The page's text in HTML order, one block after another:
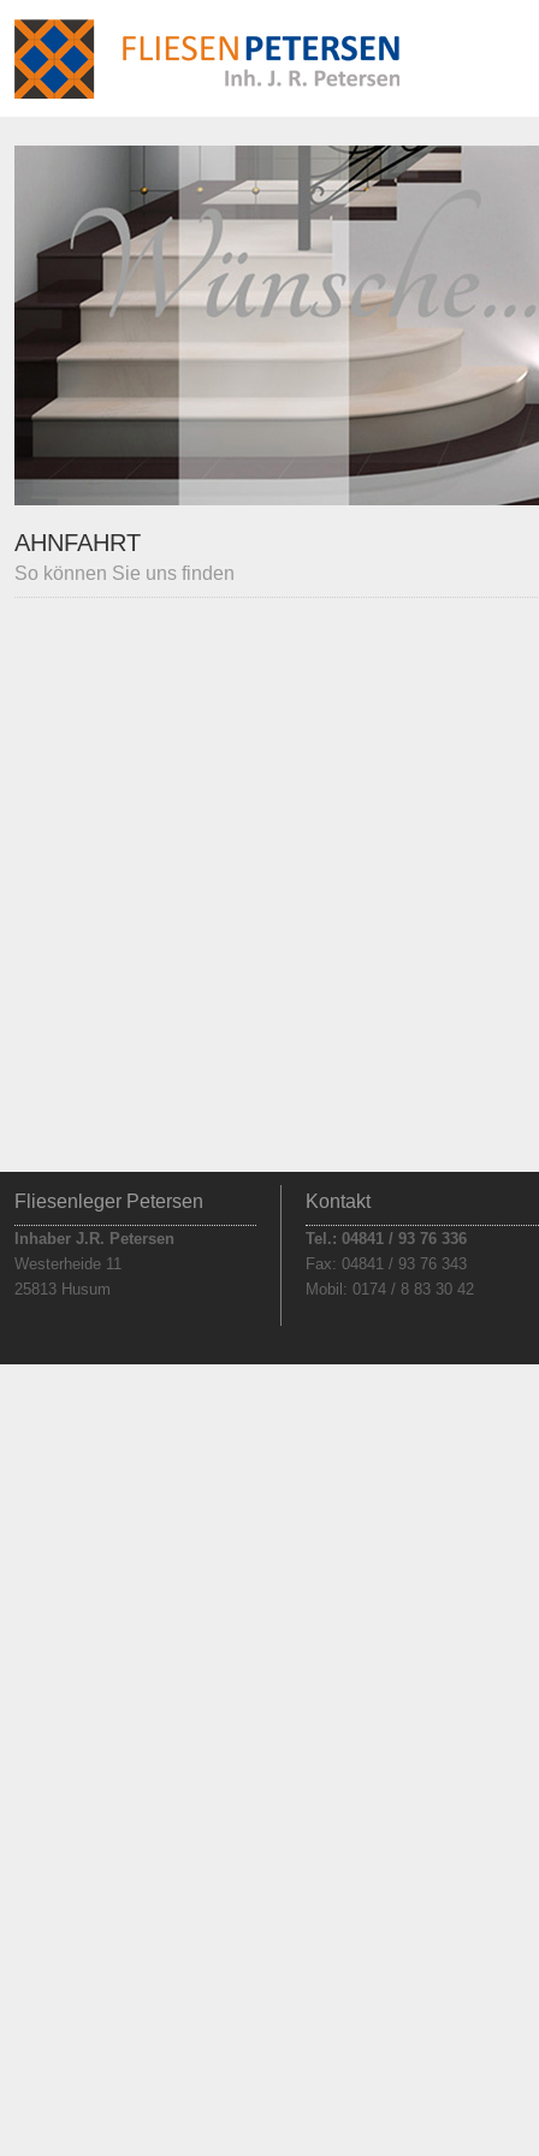
AHNFAHRT
So können Sie uns finden
Fliesenleger Petersen
Inhaber J.R. Petersen
Westerheide 11
25813 Husum
Kontakt
Tel.: 04841 / 93 76 336
Fax: 04841 / 93 76 343
Mobil: 0174 / 8 83 30 42